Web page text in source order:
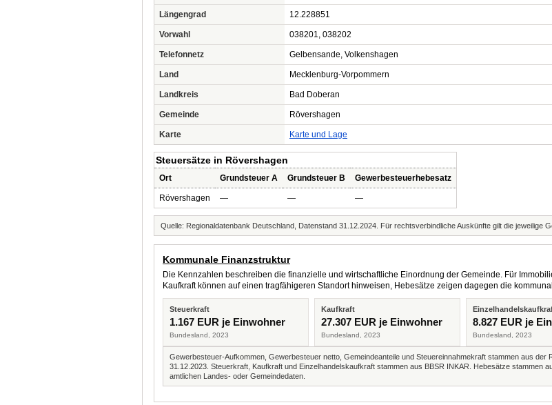
Längengrad 12.228851
Vorwahl 038201, 038202
Telefonnetz Gelbensande, Volkenshagen
Land Mecklenburg-Vorpommern
Landkreis Bad Doberan
Gemeinde Rövershagen
Karte Karte und Lage
Steuersätze in Rövershagen
Ort Grundsteuer A Grundsteuer B Gewerbesteuerhebesatz
Rövershagen — — —
Quelle: Regionaldatenbank Deutschland, Datenstand 31.12.2024. Für rechtsverbindliche Auskünfte gilt die jeweilige
Kommunale Finanzstruktur
Die Kennzahlen beschreiben die finanzielle und wirtschaftliche Einordnung der Gemeinde. Für
Kaufkraft können auf einen tragfähigeren Standort hinweisen, Hebesätze zeigen dagegen die
Steuerkraft
1.167 EUR je Einwohner
Bundesland, 2023
Kaufkraft
27.307 EUR je Einwohner
Bundesland, 2023
8.827 EUR je
Bundesland, 2023
Gewerbesteuer-Aufkommen, Gewerbesteuer netto, Gemeindeanteile und Steuereinnahmekraft stammen aus
31.12.2023. Steuerkraft, Kaufkraft und Einzelhandelskaufkraft stammen aus BBSR INKAR. Hebesätze stammen
amtlichen Landes- oder Gemeindedaten.